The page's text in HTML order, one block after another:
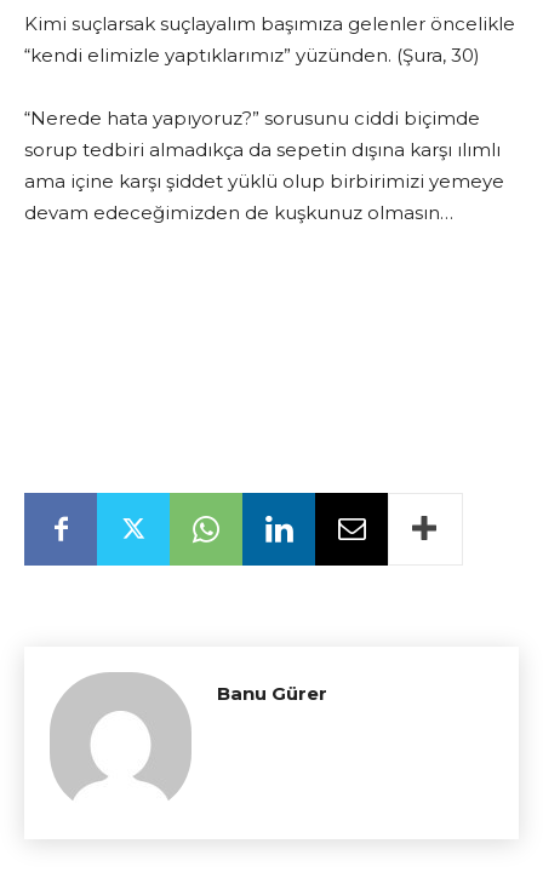
Kimi suçlarsak suçlayalım başımıza gelenler öncelikle
“kendi elimizle yaptıklarımız” yüzünden. (Şura, 30)
“Nerede hata yapıyoruz?” sorusunu ciddi biçimde
sorup tedbiri almadıkça da sepetin dışına karşı ılımlı
ama içine karşı şiddet yüklü olup birbirimizi yemeye
devam edeceğimizden de kuşkunuz olmasın…
Banu Gürer